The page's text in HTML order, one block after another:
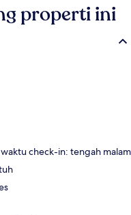
ini meliputi 2
traveler terkesan
properti ini
check-in: tengah malam